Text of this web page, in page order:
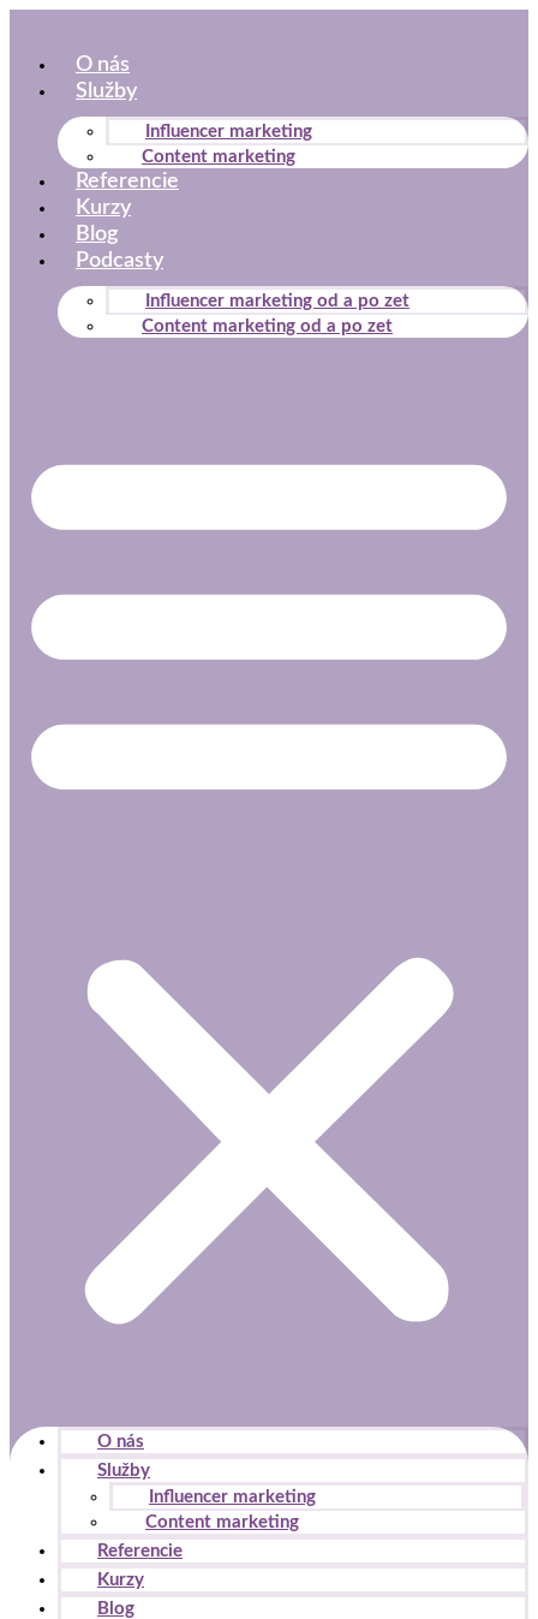
obsah
O nás
Služby
Influencer marketing
Content marketing
Referencie
Kurzy
Blog
Podcasty
Influencer marketing od a po zet
Content marketing od a po zet
O nás
Služby
Influencer marketing
Content marketing
Referencie
Kurzy
Blog